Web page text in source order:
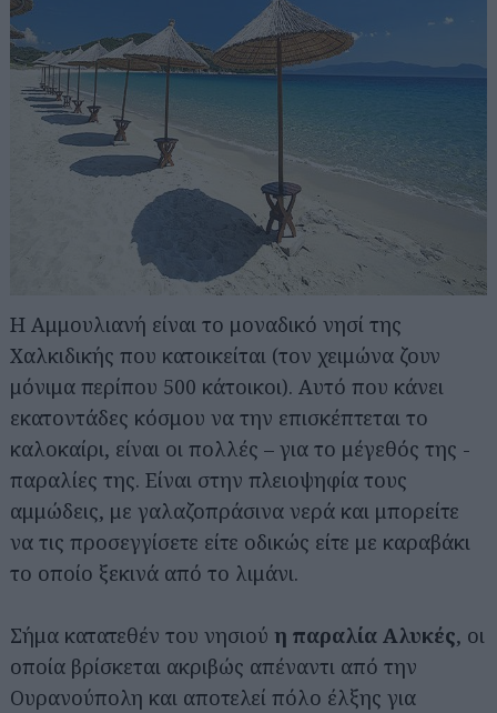
Η Αμμουλιανή είναι το μοναδικό νησί της
Χαλκιδικής που κατοικείται (τον χειμώνα ζουν
μόνιμα περίπου 500 κάτοικοι). Αυτό που κάνει
εκατοντάδες κόσμου να την επισκέπτεται το
καλοκαίρι, είναι οι πολλές – για το μέγεθός της -
παραλίες της. Είναι στην πλειοψηφία τους
αμμώδεις, με γαλαζοπράσινα νερά και μπορείτε
να τις προσεγγίσετε είτε οδικώς είτε με καραβάκι
το οποίο ξεκινά από το λιμάνι.
Σήμα κατατεθέν του νησιού η παραλία Αλυκές, οι
οποία βρίσκεται ακριβώς απέναντι από την
Ουρανούπολη και αποτελεί πόλο έλξης για